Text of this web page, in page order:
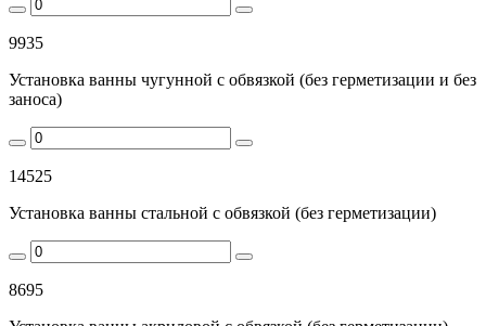
9935
Установка ванны чугунной с обвязкой (без герметизации и без
заноса)
14525
Установка ванны стальной с обвязкой (без герметизации)
8695